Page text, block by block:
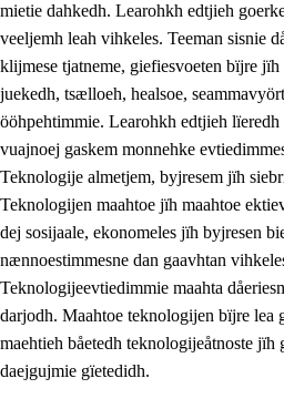
2.3 Vihkeles tjiehpiesvoeth
2.4 Lïeredh lïeredh
Dåaresthfaageles teemah
2.5 Dåaresthfaageles teemah
2.5.1 Almetjehealsoe jïh
2.5.2 Demokratije jïh
2.5.3 Monnehke evtiedimmie
mietie dahkedh. Learohkh edtjieh
veeljemh leah vihkeles. Teeman sisnie
klijmese tjatneme, giefiesvoeten bïjre
juekedh, tsælloeh, healsoe,
ööhpehtimmie. Learohkh edtjieh lïeredh
vuajnoej gaskem monnehke
Teknologije almetjem, byjresem jïh
Teknologijen maahtoe jïh maahtoe
dej sosijaale, ekonomeles jïh byjresen
nænnoestimmesne dan gaavhtan
Teknologijeevtiedimmie maahta
darjodh. Maahtoe teknologijen bïjre lea
maehtieh båetedh teknologijeåtnoste jïh
daejgujmie gïetedidh.